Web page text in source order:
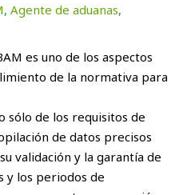
,Agente de aduanas,
es uno de los aspectos
de la normativa para
sólo de los requisitos de
de datos precisos
validación y la garantía de
y los periodos de